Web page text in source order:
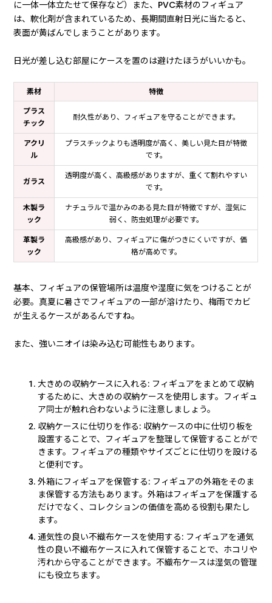
に一体一体立たせて保存など）また、PVC素材のフィギュア
は、軟化剤が含まれているため、長期間直射日光に当たると、
表面が黄ばんでしまうことがあります。
日光が差し込む部屋にケースを置のは避けたほうがいいかも。
素材
特徴
プラス
チック
耐久性があり、フィギュアを守ることができます。
アクリ
ル
プラスチックよりも透明度が高く、美しい見た目が特徴
です。
ガラス
透明度が高く、高級感がありますが、重くて割れやすい
です。
木製ラ
ック
ナチュラルで温かみのある見た目が特徴ですが、湿気に
弱く、防虫処理が必要です。
革製ラ
ック
高級感があり、フィギュアに傷がつきにくいですが、価
格が高めです。
基本、フィギュアの保管場所は温度や湿度に気をつけることが
必要。真夏に暑さでフィギュアの一部が溶けたり、梅雨でカビ
が生えるケースがあるんですね。
また、強いニオイは染み込む可能性もあります。
大きめの収納ケースに入れる: フィギュアをまとめて収納
するために、大きめの収納ケースを使用します。フィギュ
ア同士が触れ合わないように注意しましょう。
収納ケースに仕切りを作る: 収納ケースの中に仕切り板を
設置することで、フィギュアを整理して保管することがで
きます。フィギュアの種類やサイズごとに仕切りを設ける
と便利です。
外箱にフィギュアを保管する: フィギュアの外箱をそのま
ま保管する方法もあります。外箱はフィギュアを保護する
だけでなく、コレクションの価値を高める役割も果たし
ます。
通気性の良い不織布ケースを使用する: フィギュアを通気
性の良い不織布ケースに入れて保管することで、ホコリや
汚れから守ることができます。不織布ケースは湿気の管理
にも役立ちます。